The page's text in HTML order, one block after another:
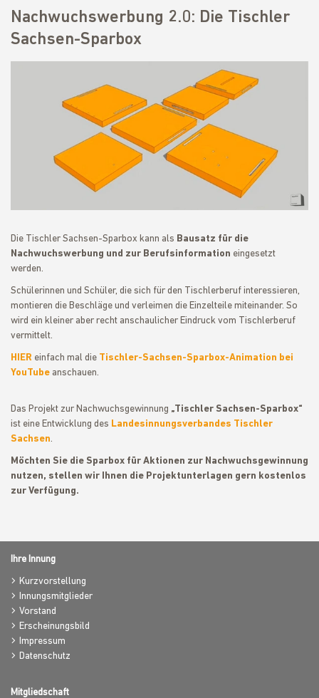
Nachwuchswerbung 2.0: Die Tischler
Sachsen-Sparbox
Die Tischler Sachsen-Sparbox kann als Bausatz für die
Nachwuchswerbung und zur Berufsinformation eingesetzt
werden.
Schülerinnen und Schüler, die sich für den Tischlerberuf interessieren,
montieren die Beschläge und verleimen die Einzelteile miteinander. So
wird ein kleiner aber recht anschaulicher Eindruck vom Tischlerberuf
vermittelt.
HIER einfach mal die Tischler-Sachsen-Sparbox-Animation bei
YouTube anschauen.
Das Projekt zur Nachwuchsgewinnung „Tischler Sachsen-Sparbox“
ist eine Entwicklung des Landesinnungsverbandes Tischler
Sachsen.
Möchten Sie die Sparbox für Aktionen zur Nachwuchsgewinnung
nutzen, stellen wir Ihnen die Projektunterlagen gern kostenlos
zur Verfügung.
Ihre Innung
Kurzvorstellung
Innungsmitglieder
Vorstand
Erscheinungsbild
Impressum
Datenschutz
Mitgliedschaft